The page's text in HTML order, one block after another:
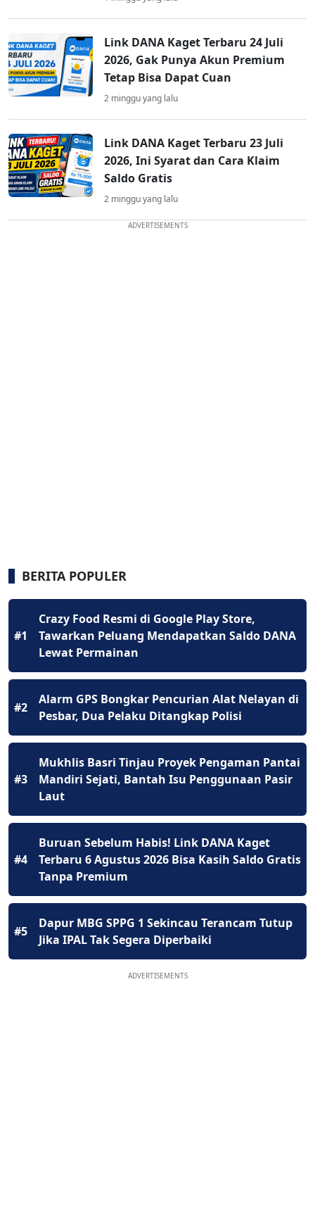
Link DANA Kaget Terbaru 24 Juli
2026, Gak Punya Akun Premium
Tetap Bisa Dapat Cuan
2 minggu yang lalu
Link DANA Kaget Terbaru 23 Juli
2026, Ini Syarat dan Cara Klaim
Saldo Gratis
2 minggu yang lalu
ADVERTISEMENTS
BERITA POPULER
#1
Crazy Food Resmi di Google Play Store,
Tawarkan Peluang Mendapatkan Saldo DANA
Lewat Permainan
#2
Alarm GPS Bongkar Pencurian Alat Nelayan di
Pesbar, Dua Pelaku Ditangkap Polisi
#3
Mukhlis Basri Tinjau Proyek Pengaman Pantai
Mandiri Sejati, Bantah Isu Penggunaan Pasir
Laut
#4
Buruan Sebelum Habis! Link DANA Kaget
Terbaru 6 Agustus 2026 Bisa Kasih Saldo Gratis
Tanpa Premium
#5
Dapur MBG SPPG 1 Sekincau Terancam Tutup
Jika IPAL Tak Segera Diperbaiki
ADVERTISEMENTS